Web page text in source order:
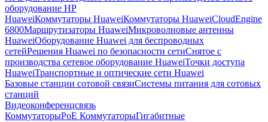
оборудование HP
HuaweiКоммутаторы HuaweiКоммутаторы HuaweiCloudEngine
6800Маршрутизаторы HuaweiМикроволновые антенны
HuaweiОборудование Huawei для беспроводных
сетейРешения Huawei по безопасности сетиСнятое с
производства сетевое оборудование HuaweiТочки доступа
HuaweiТранспортные и оптические сети Huawei
Базовые станции сотовой связиСистемы питания для сотовых
станций
Видеоконференцсвязь
КоммутаторыPoE КоммутаторыГигабитные